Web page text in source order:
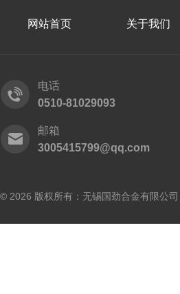
网站首页 关于我们
电话
0510-81029093
邮箱
3005415799@qq.com
© 2026 版权所有：无锡国劲合金有限公